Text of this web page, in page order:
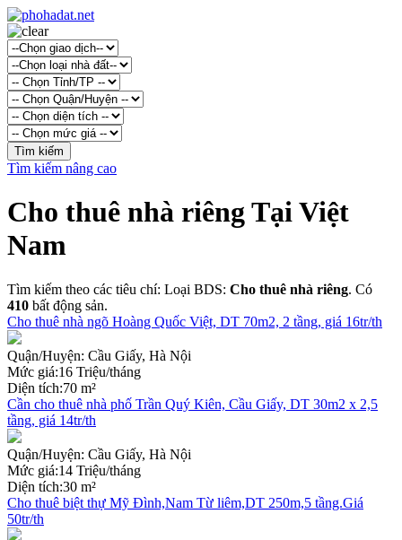
Tìm kiếm nâng cao
Cho thuê nhà riêng Tại Việt
Nam
Tìm kiếm theo các tiêu chí: Loại BDS: Cho thuê nhà riêng. Có
410 bất động sản.
Cho thuê nhà ngõ Hoàng Quốc Việt, DT 70m2, 2 tầng, giá 16tr/th
Quận/Huyện: Cầu Giấy, Hà Nội
Mức giá:16 Triệu/tháng
Diện tích:70 m²
Cần cho thuê nhà phố Trần Quý Kiên, Cầu Giấy, DT 30m2 x 2,5
tầng, giá 14tr/th
Quận/Huyện: Cầu Giấy, Hà Nội
Mức giá:14 Triệu/tháng
Diện tích:30 m²
Cho thuê biệt thự Mỹ Đình,Nam Từ liêm,DT 250m,5 tầng.Giá
50tr/th